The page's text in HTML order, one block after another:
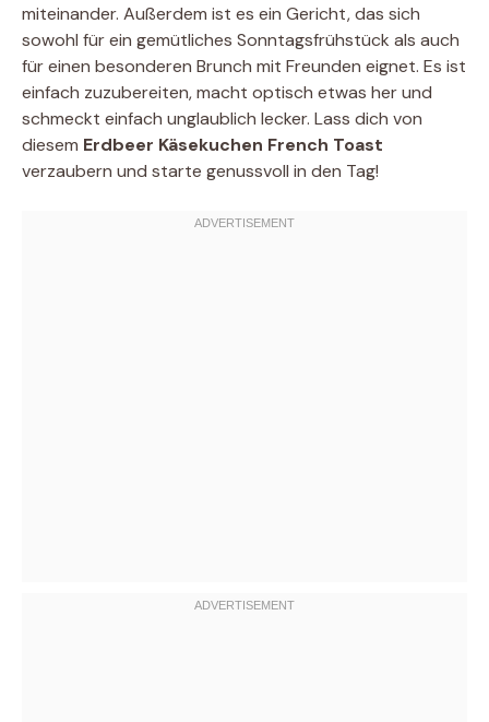
miteinander. Außerdem ist es ein Gericht, das sich
sowohl für ein gemütliches Sonntagsfrühstück als auch
für einen besonderen Brunch mit Freunden eignet. Es ist
einfach zuzubereiten, macht optisch etwas her und
schmeckt einfach unglaublich lecker. Lass dich von
diesem Erdbeer Käsekuchen French Toast
verzaubern und starte genussvoll in den Tag!